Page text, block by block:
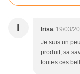
I Irisa 19/03/
Je suis un
produit, sa
toutes ces